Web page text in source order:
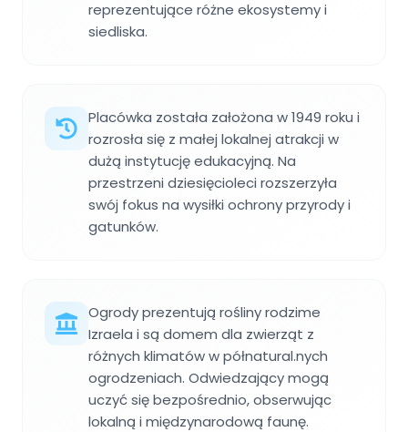
reprezentujące różne ekosystemy i
siedliska.
Placówka została założona w 1949 roku i
rozrosła się z małej lokalnej atrakcji w
dużą instytucję edukacyjną. Na
przestrzeni dziesięcioleci rozszerzyła
swój fokus na wysiłki ochrony przyrody i
gatunków.
Ogrody prezentują rośliny rodzime
Izraela i są domem dla zwierząt z
różnych klimatów w półnatural.nych
ogrodzeniach. Odwiedzający mogą
uczyć się bezpośrednio, obserwując
lokalną i międzynarodową faunę.